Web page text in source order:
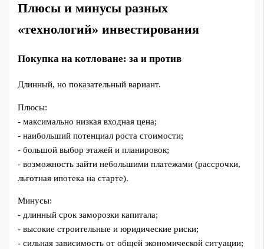
Плюсы и минусы разных
«технологий» инвестирования
Покупка на котловане: за и против
Длинный, но показательный вариант.
Плюсы:
- максимально низкая входная цена;
- наибольший потенциал роста стоимости;
- большой выбор этажей и планировок;
- возможность зайти небольшими платежами (рассрочки,
льготная ипотека на старте).
Минусы:
- длинный срок заморозки капитала;
- высокие строительные и юридические риски;
- сильная зависимость от общей экономической ситуации;